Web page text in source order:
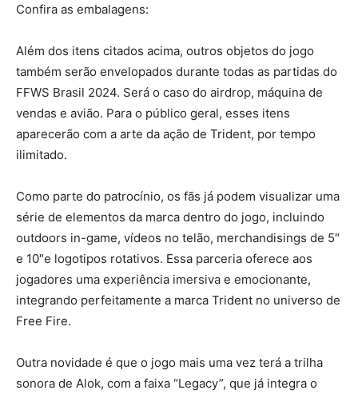
Confira as embalagens:
Além dos itens citados acima, outros objetos do jogo
também serão envelopados durante todas as partidas do
FFWS Brasil 2024. Será o caso do airdrop, máquina de
vendas e avião. Para o público geral, esses itens
aparecerão com a arte da ação de Trident, por tempo
ilimitado.
Como parte do patrocínio, os fãs já podem visualizar uma
série de elementos da marca dentro do jogo, incluindo
outdoors in-game, vídeos no telão, merchandisings de 5″
e 10″e logotipos rotativos. Essa parceria oferece aos
jogadores uma experiência imersiva e emocionante,
integrando perfeitamente a marca Trident no universo de
Free Fire.
Outra novidade é que o jogo mais uma vez terá a trilha
sonora de Alok, com a faixa “Legacy”, que já integra o